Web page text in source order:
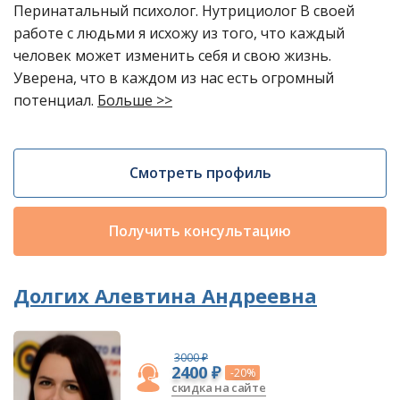
Перинатальный психолог. Нутрициолог В своей
работе с людьми я исхожу из того, что каждый
человек может изменить себя и свою жизнь.
Уверена, что в каждом из нас есть огромный
потенциал. Больше >>
Смотреть профиль
Получить консультацию
Долгих Алевтина Андреевна
3000 ₽
2400 ₽ -20%
скидка на сайте